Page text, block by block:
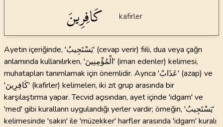
كَافِرِينَ kafirler
Ayetin içeriğinde, 'يَسْتَجِيبُ' (cevap verir) fiili, dua veya çağrı
anlamında kullanılırken, 'الْمُؤْمِنِينَ' (iman edenler) kelimesi,
muhatapları tanımlamak için önemlidir. Ayrıca 'عَذَابٌ' (azap) ve
'كَافِرِينَ' (kafirler) kelimeleri, iki zıt grup arasında bir
karşılaştırma yapar. Tecvid açısından, ayet içinde 'idgam' ve
'med' gibi kuralların uygulandığı yerler vardır; örneğin, 'يَسْتَجِيبُ'
kelimesinde 'sakin' ile 'müzekker' harfler arasında 'idgam' kuralı